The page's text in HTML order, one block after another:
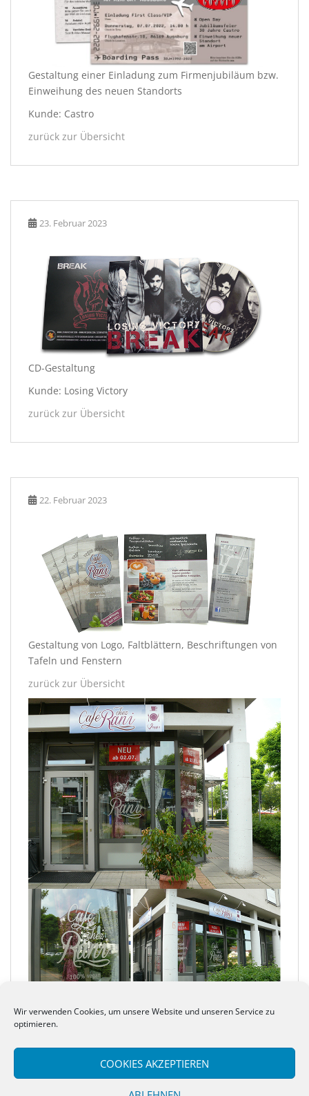
Wir verwenden Cookies, um unsere Website und unseren Service zu
optimieren.
COOKIES AKZEPTIEREN
Gestaltung einer Einladung zum Firmenjubiläum bzw.
Einweihung des neuen Standorts
Kunde: Castro
zurück zur Übersicht
23. Februar 2023
CD-Gestaltung
Kunde: Losing Victory
zurück zur Übersicht
22. Februar 2023
Gestaltung von Logo, Faltblättern, Beschriftungen von
Tafeln und Fenstern
zurück zur Übersicht
SEITENNUMMERIERUNG
DER